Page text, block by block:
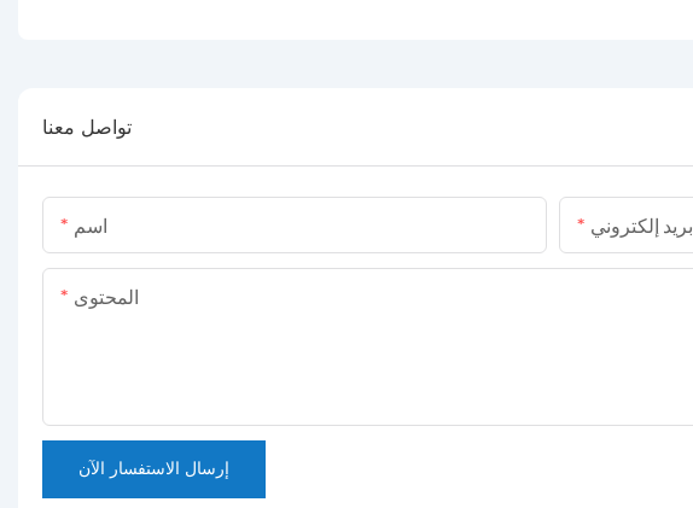
تواصل معنا
اسم بريد إلكتروني
المحتوى
إرسال الاستفسار الآن